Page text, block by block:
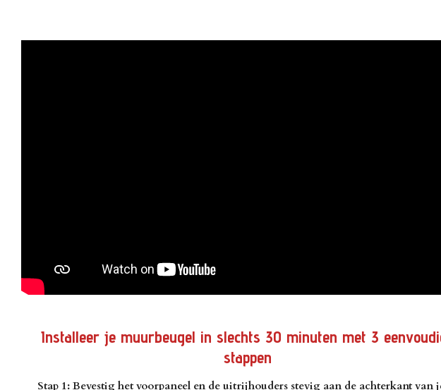
Installeer je muurbeugel in slechts 30 minuten met 3
stappen
Stap 1: Bevestig het voorpaneel en de uitrijhouders stevig aan de achterkant van